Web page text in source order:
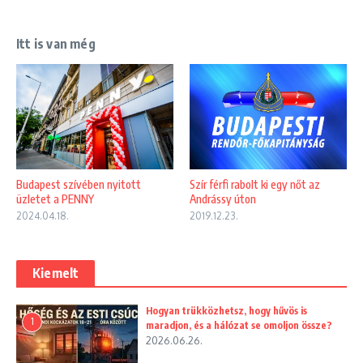
Itt is van még
Budapest szívében nyitott
üzletet a PENNY
2024.04.18.
Szír férfi rabolt ki egy nőt az
Andrássy úton
2019.12.23.
Kiemelt
1
Hogyan trükközhetsz, hogy hűvös is
maradjon, és a hálózat se omoljon össze?
2026.06.26.